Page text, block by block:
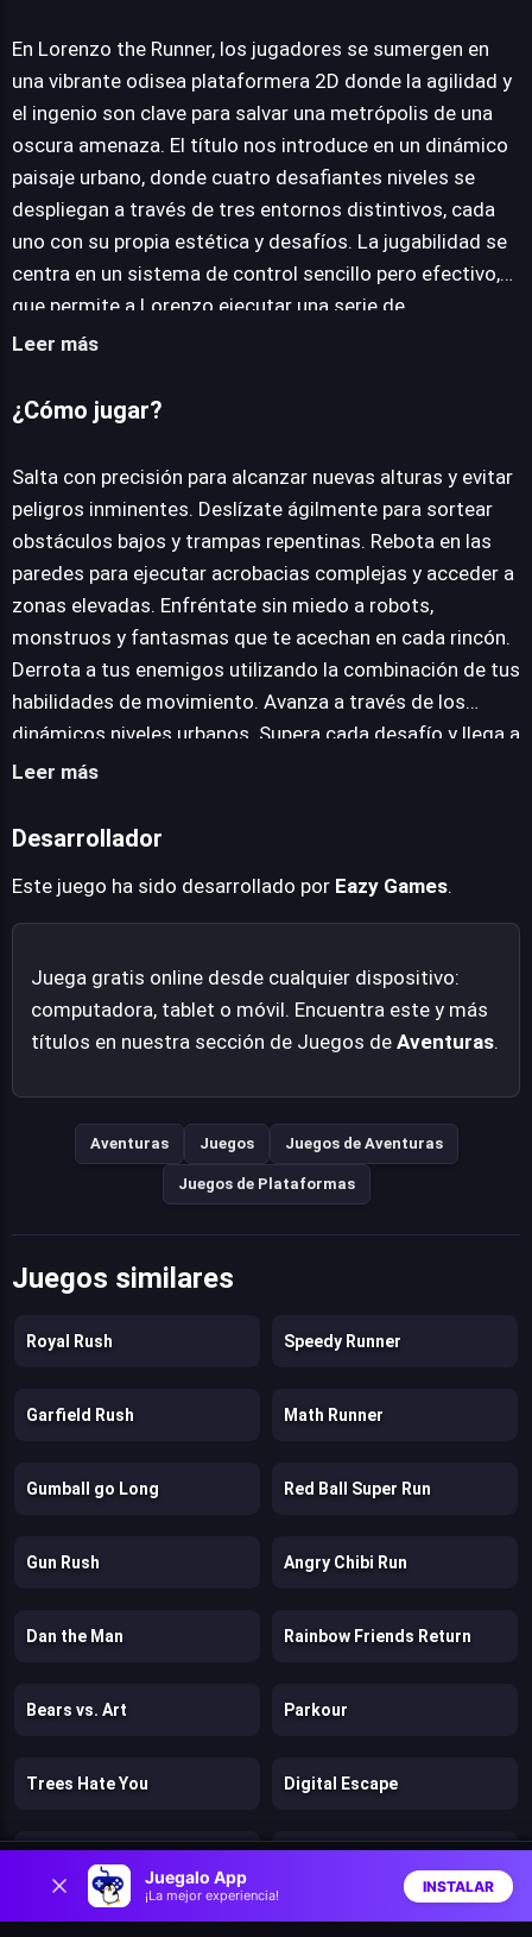
Juegalo App
¡La mejor experiencia!
INSTALAR
JUEGALO AHORA
En Lorenzo the Runner, los jugadores se sumergen en
una vibrante odisea plataformera 2D donde la agilidad y
el ingenio son clave para salvar una metrópolis de una
oscura amenaza. El título nos introduce en un dinámico
paisaje urbano, donde cuatro desafiantes niveles se
despliegan a través de tres entornos distintivos, cada
uno con su propia estética y desafíos. La jugabilidad se
centra en un sistema de control sencillo pero efectivo,
que permite a Lorenzo ejecutar una serie de
movimientos acrobáticos. Los jugadores pueden saltar
estratégicamente en las paredes para navegar por el
habilidades es esencial para superar las trampas y
aprovechar el diseño de niveles. A lo largo de su
recorrido, Lorenzo debe enfrentarse a una variada
galería de adversarios, que incluye robots mecánicos,
criaturas monstruosas y etéreos fantasmas, cada uno
exigiendo una aproximación diferente para ser
derrotado. La maestría en el movimiento y la adaptación
a las amenazas son pilares fundamentales para avanzar.
La propuesta de Eazy Games ofrece una experiencia de
Leer más
¿Cómo jugar?
Salta con precisión para alcanzar nuevas alturas y evitar
peligros inminentes. Deslízate ágilmente para sortear
obstáculos bajos y trampas repentinas. Rebota en las
paredes para ejecutar acrobacias complejas y acceder a
zonas elevadas. Enfréntate sin miedo a robots,
monstruos y fantasmas que te acechan en cada rincón.
Derrota a tus enemigos utilizando la combinación de tus
habilidades de movimiento. Avanza a través de los
dinámicos niveles urbanos. Supera cada desafío y llega a
la meta para asegurar el futuro de tu ciudad.
Leer más
Desarrollador
Este juego ha sido desarrollado por Eazy Games.
Juega gratis online desde cualquier dispositivo:
computadora, tablet o móvil. Encuentra este y más
títulos en nuestra sección de Juegos de Aventuras.
Aventuras Juegos Juegos de Aventuras
Juegos de Plataformas
Juegos similares
Royal Rush Speedy Runner
Garfield Rush Math Runner
Gumball go Long Red Ball Super Run
Gun Rush Angry Chibi Run
Dan the Man Rainbow Friends Return
Bears vs. Art Parkour
Trees Hate You Digital Escape